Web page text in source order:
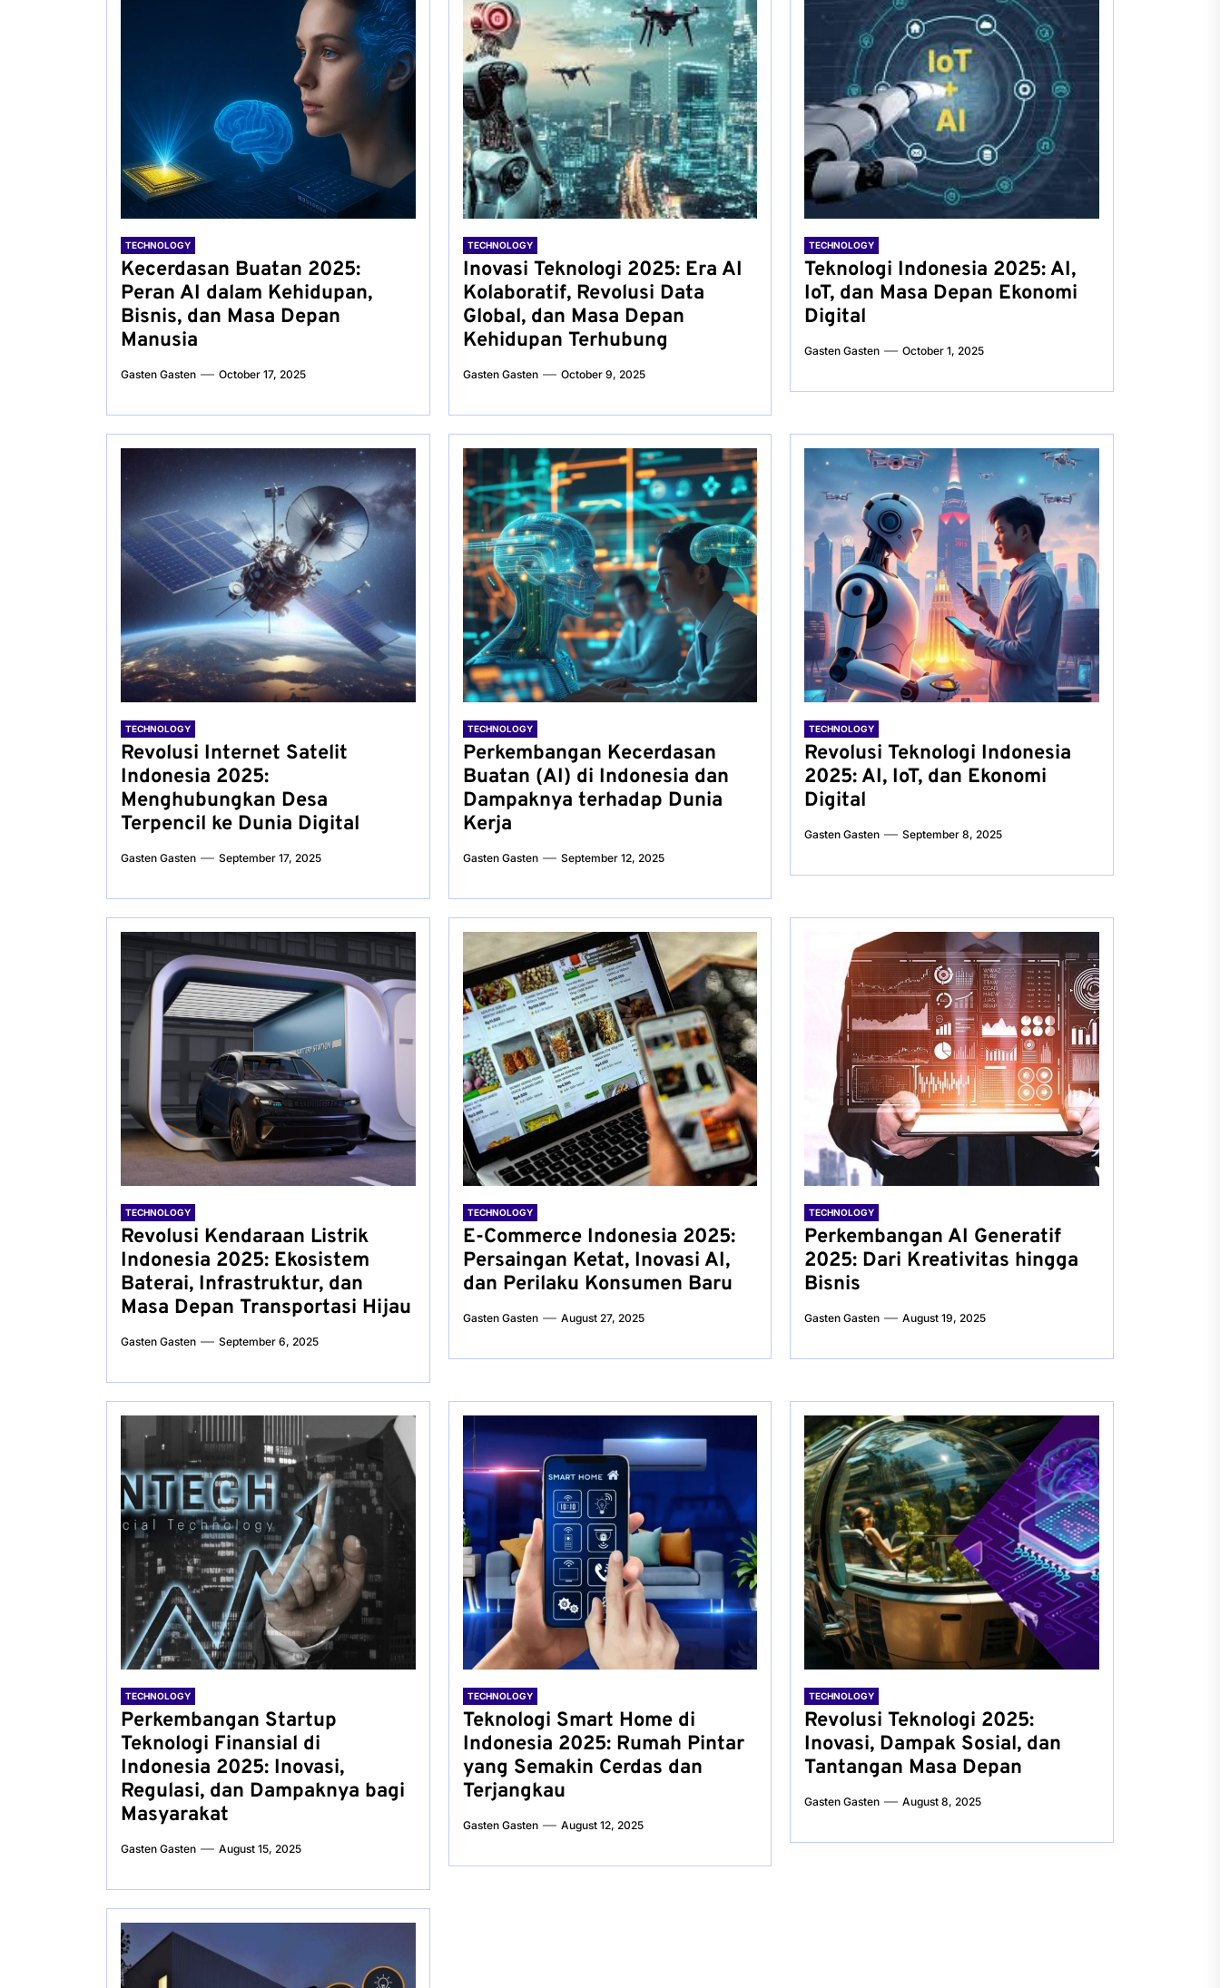
TECHNOLOGY
Kecerdasan Buatan 2025:
Peran AI dalam Kehidupan,
Bisnis, dan Masa Depan
Manusia
Gasten Gasten October 17, 2025
TECHNOLOGY
Inovasi Teknologi 2025: Era AI
Kolaboratif, Revolusi Data
Global, dan Masa Depan
Kehidupan Terhubung
Gasten Gasten October 9, 2025
TECHNOLOGY
Teknologi Indonesia 2025: AI,
IoT, dan Masa Depan Ekonomi
Digital
Gasten Gasten October 1, 2025
TECHNOLOGY
Revolusi Internet Satelit
Indonesia 2025:
Menghubungkan Desa
Terpencil ke Dunia Digital
Gasten Gasten September 17, 2025
TECHNOLOGY
Perkembangan Kecerdasan
Buatan (AI) di Indonesia dan
Dampaknya terhadap Dunia
Kerja
Gasten Gasten September 12, 2025
TECHNOLOGY
Revolusi Teknologi Indonesia
2025: AI, IoT, dan Ekonomi
Digital
Gasten Gasten September 8, 2025
TECHNOLOGY
Revolusi Kendaraan Listrik
Indonesia 2025: Ekosistem
Baterai, Infrastruktur, dan
Masa Depan Transportasi Hijau
Gasten Gasten September 6, 2025
TECHNOLOGY
E-Commerce Indonesia 2025:
Persaingan Ketat, Inovasi AI,
dan Perilaku Konsumen Baru
Gasten Gasten August 27, 2025
TECHNOLOGY
Perkembangan AI Generatif
2025: Dari Kreativitas hingga
Bisnis
Gasten Gasten August 19, 2025
TECHNOLOGY
Perkembangan Startup
Teknologi Finansial di
Indonesia 2025: Inovasi,
Regulasi, dan Dampaknya bagi
Masyarakat
Gasten Gasten August 15, 2025
TECHNOLOGY
Teknologi Smart Home di
Indonesia 2025: Rumah Pintar
yang Semakin Cerdas dan
Terjangkau
Gasten Gasten August 12, 2025
TECHNOLOGY
Revolusi Teknologi 2025:
Inovasi, Dampak Sosial, dan
Tantangan Masa Depan
Gasten Gasten August 8, 2025